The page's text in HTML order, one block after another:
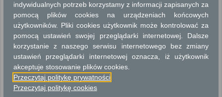
GEODEZJA I KATASTER
ROZGRANICZENIE NIERUCHOMOŚCI
UZGADNIANIE USYTUOWANIA PROJEKTOWANYCH SIECI
UZBROJENIA TERENU
Wydanie wypisu lub wyrysu z operatu ewidencyjnego. (UM Radom)
Zawiadomienie o zniszczeniu, uszkodzeniu, przemieszczeniu znaków
indywidualnych potrzeb korzystamy z informacji zapisanych za
pomocą plików cookies na urządzeniach końcowych
użytkowników. Pliki cookies użytkownik może kontrolować za
pomocą ustawień swojej przeglądarki internetowej. Dalsze
korzystanie z naszego serwisu internetowego bez zmiany
ustawień przeglądarki internetowej oznacza, iż użytkownik
akceptuje stosowanie plików cookies.
Przeczytaj politykę prywatności
Przeczytaj politykę cookies